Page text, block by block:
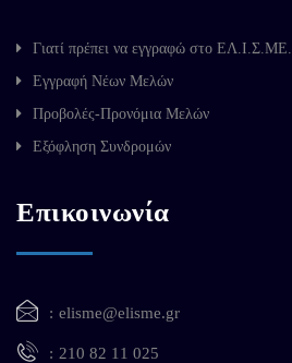
Γιατί πρέπει να εγγραφώ στο ΕΛ.Ι.Σ.ΜΕ.
Εγγραφή Νέων Μελών
Προβολές-Προνόμια Μελών
Εξόφληση Συνδρομών
Επικοινωνία
elisme@elisme.gr
210 82 11 025